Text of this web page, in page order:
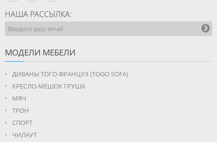
НАША РАССЫЛКА:
МОДЕЛИ МЕБЕЛИ
ДИВАНЫ ТОГО ФРАНЦУЗ (TOGO SOFA)
КРЕСЛО-МЕШОК ГРУША
МЯЧ
ТРОН
СПОРТ
ЧИЛАУТ